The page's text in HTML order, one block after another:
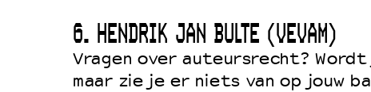
6. HENDRIK JAN BULTE (VEVAM)
Vragen over auteursrecht?
maar zie je er niets van op jouw